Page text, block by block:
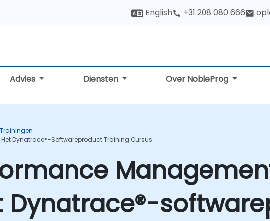
English +31 208 080 666
Advies Diensten Over NobleProg
Dynatrace®-Softwareproduct Training Cursus
Dynatrace®-